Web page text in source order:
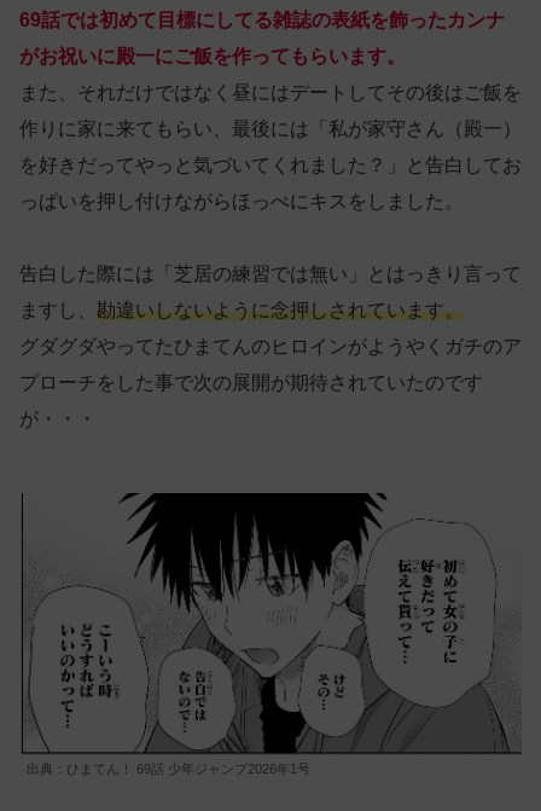
69話では初めて目標にしてる雑誌の表紙を飾ったカンナ
がお祝いに殿一にご飯を作ってもらいます。
また、それだけではなく昼にはデートしてその後はご飯を
作りに家に来てもらい、最後には「私が家守さん（殿一）
を好きだってやっと気づいてくれました？」と告白してお
っぱいを押し付けながらほっぺにキスをしました。
告白した際には「芝居の練習では無い」とはっきり言って
ますし、 勘違いしないように念押しされています。
グダグダやってたひまてんのヒロインがようやくガチのア
プローチをした事で次の展開が期待されていたのです
が・・・
出典：ひまてん！ 69話 少年ジャンプ2026年1号